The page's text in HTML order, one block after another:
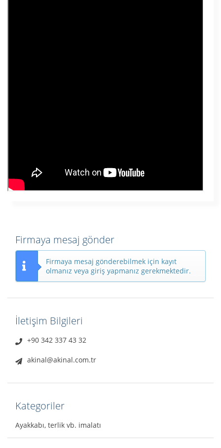
Firmaya mesaj gönder
Firmaya mesaj gönderebilmek için kayıt
olmanız veya giriş yapmanız gerekmektedir.
İletişim Bilgileri
+90 342 337 43 32
akinal@akinal.com.tr
Kategoriler
Ayakkabı, terlik vb. imalatı